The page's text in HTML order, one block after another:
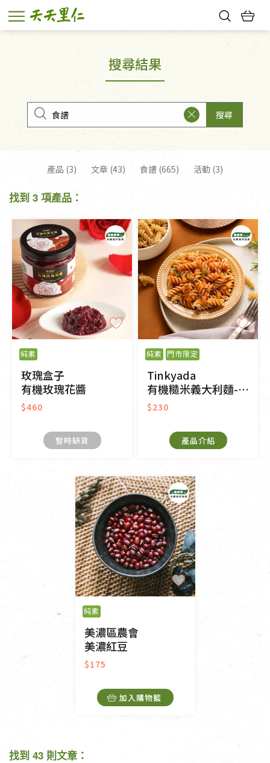
幸福節中獎名單
搜尋結果
搜尋
產品 (3) 文章 (43) 食譜 (665) 活動 (3)
找到 3 項產品：
純素
玫瑰盒子
有機玫瑰花醬
$460
暫時缺貨
純素 門市限定
Tinkyada
有機糙米義大利麵-螺旋
$230
產品介紹
純素
美濃區農會
美濃紅豆
$175
加入購物籃
找到 43 則文章：